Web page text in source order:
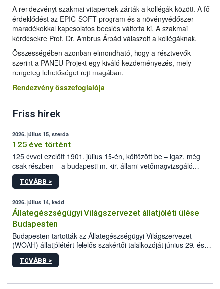
A rendezvényt szakmai vitapercek zárták a kollégák között. A fő
érdeklődést az EPIC-SOFT program és a növényvédőszer-
maradékokkal kapcsolatos becslés váltotta ki. A szakmai
kérdésekre Prof. Dr. Ambrus Árpád válaszolt a kollégáknak.
Összességében azonban elmondható, hogy a résztvevők
szerint a PANEU Projekt egy kiváló kezdeményezés, mely
rengeteg lehetőséget rejt magában.
Rendezvény összefoglalója
Friss hírek
2026. július 15, szerda
125 éve történt
125 évvel ezelőtt 1901. július 15-én, költözött be – igaz, még
csak részben – a budapesti m. kir. állami vetőmagvizsgáló
állomás a Kis Rókus utca 15. szám alatti, Czigler Győző által
tervezett új épületébe.
TOVÁBB >
2026. július 14, kedd
Állategészségügyi Világszervezet állatjóléti ülése
Budapesten
Budapesten tartották az Állategészségügyi Világszervezet
(WOAH) állatjólétért felelős szakértői találkozóját június 29. és
július 2. között. Az Agrár- és Élelmiszergazdaságért Felelős
Minisztérium (AÉM) és a Nemzeti Élelmiszerlánc-biztonsági
gazdasági haszonállatok jólétének elősegítése volt az európai
TOVÁBB >